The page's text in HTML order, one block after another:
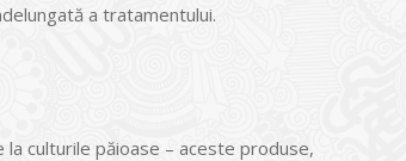
a tratamentului.
culturile păioase – aceste produse,